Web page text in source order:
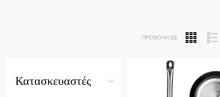
ΠΡΟΒΟΛΉ ΩΣ
Quick View
Κατασκευαστές